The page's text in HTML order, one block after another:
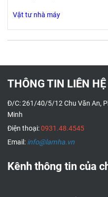
Vật tư nhà máy
THÔNG TIN LIÊN HỆ
Đ/C: 261/40/5/12 Chu Văn An,
Minh
Điện thoại:0931.48.4545
Email: info@lamha.vn
Kênh thông tin của